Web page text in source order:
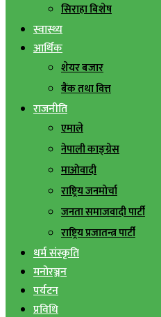
सिराहा बिशेष
स्वास्थ्य
आर्थिक
शेयर बजार
बैंक तथा वित्त
राजनीति
एमाले
नेपाली काङ्ग्रेस
माओवादी
राष्ट्रिय जनमोर्चा
जनता समाजवादी पार्टी
राष्ट्रिय प्रजातन्त्र पार्टी
धर्म संस्कृति
मनोरञ्जन
पर्यटन
प्रविधि